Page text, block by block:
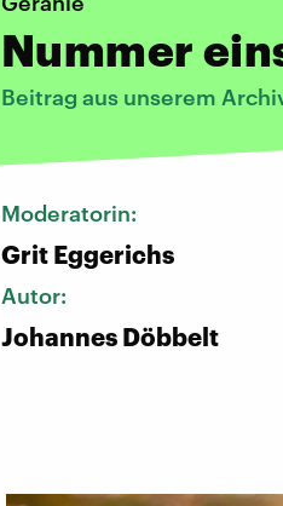
Nummer
Beitrag aus unserem
Moderatorin:
Grit Eggerichs
Autor:
Johannes Döbbelt